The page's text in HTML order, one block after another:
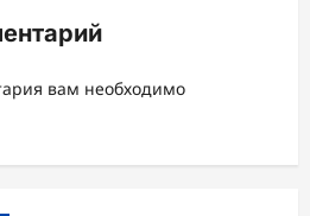
вам необходимо